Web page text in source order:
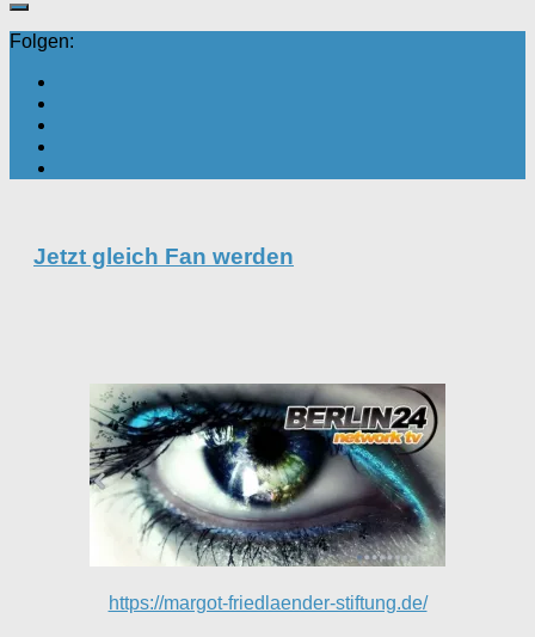
Folgen:
Jetzt gleich Fan werden
https://margot-friedlaender-stiftung.de/